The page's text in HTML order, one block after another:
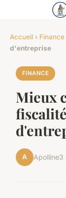
Accueil › Finance
d'entreprise
FINANCE
Mieux
A Apolline3